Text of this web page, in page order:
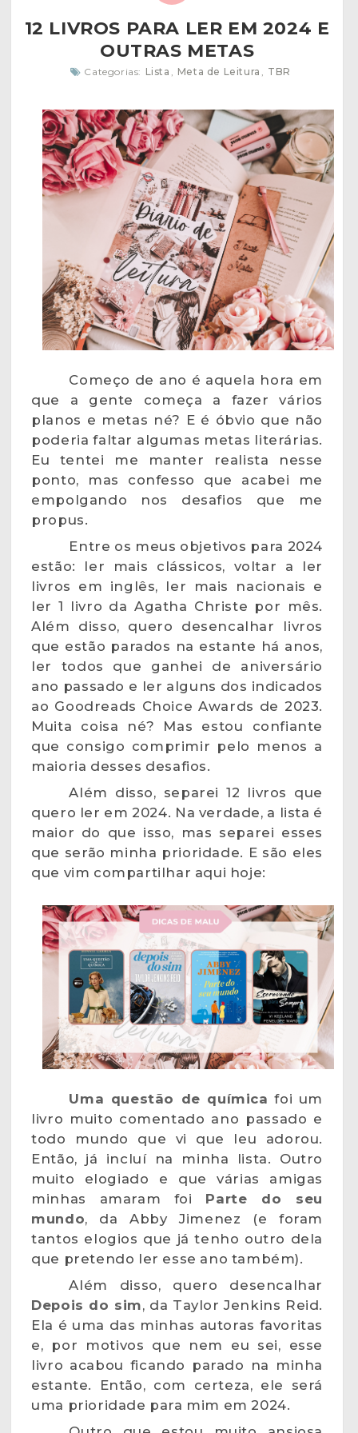
12 LIVROS PARA LER EM 2024 E
OUTRAS METAS
Categorias: Lista , Meta de Leitura , TBR
Começo de ano é aquela hora em
que a gente começa a fazer vários
planos e metas né? E é óbvio que não
poderia faltar algumas metas literárias.
Eu tentei me manter realista nesse
ponto, mas confesso que acabei me
empolgando nos desafios que me
propus.
Entre os meus objetivos para 2024
estão: ler mais clássicos, voltar a ler
livros em inglês, ler mais nacionais e
ler 1 livro da Agatha Christe por mês.
Além disso, quero desencalhar livros
que estão parados na estante há anos,
ler todos que ganhei de aniversário
ano passado e ler alguns dos indicados
ao Goodreads Choice Awards de 2023.
Muita coisa né? Mas estou confiante
que consigo comprimir pelo menos a
maioria desses desafios.
Além disso, separei 12 livros que
quero ler em 2024. Na verdade, a lista é
maior do que isso, mas separei esses
que serão minha prioridade. E são eles
que vim compartilhar aqui hoje:
Uma questão de química foi um
livro muito comentado ano passado e
todo mundo que vi que leu adorou.
Então, já incluí na minha lista. Outro
muito elogiado e que várias amigas
minhas amaram foi Parte do seu
mundo, da Abby Jimenez (e foram
tantos elogios que já tenho outro dela
que pretendo ler esse ano também).
Além disso, quero desencalhar
Depois do sim, da Taylor Jenkins Reid.
Ela é uma das minhas autoras favoritas
e, por motivos que nem eu sei, esse
livro acabou ficando parado na minha
estante. Então, com certeza, ele será
uma prioridade para mim em 2024.